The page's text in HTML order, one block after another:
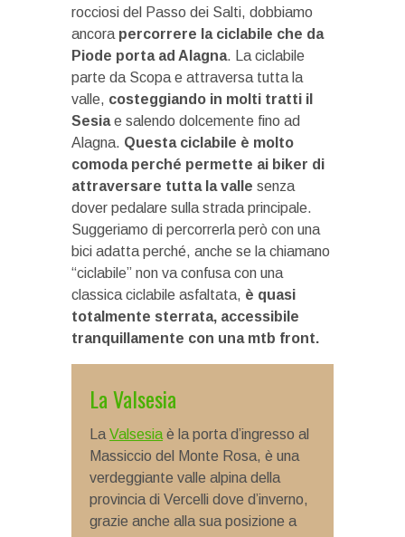
rocciosi del Passo dei Salti, dobbiamo
ancora percorrere la ciclabile che da
Piode porta ad Alagna. La ciclabile
parte da Scopa e attraversa tutta la
valle, costeggiando in molti tratti il
Sesiae salendo dolcemente fino ad
Alagna. Questa ciclabile è molto
comoda perché permette ai biker di
attraversare tutta la valle senza
dover pedalare sulla strada principale.
Suggeriamo di percorrerla però con una
bici adatta perché, anche se la chiamano
“ciclabile” non va confusa con una
classica ciclabile asfaltata, è quasi
totalmente sterrata, accessibile
tranquillamente con una mtb front.
La Valsesia
La Valsesia è la porta d’ingresso al
Massiccio del Monte Rosa, è una
verdeggiante valle alpina della
provincia di Vercelli dove d’inverno,
grazie anche alla sua posizione a